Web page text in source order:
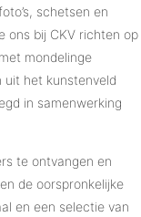
schetsen en
ons bij CKV richten op
mondelinge
uit het kunstenveld
in samenwerking
te ontvangen en
de oorspronkelijke
en een selectie van